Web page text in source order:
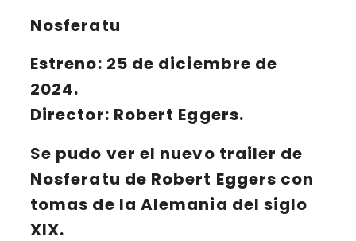
Nosferatu
Estreno: 25 de diciembre de
2024.
Director: Robert Eggers.
Se pudo ver el nuevo trailer de
Nosferatu de Robert Eggers con
tomas de la Alemania del siglo
XIX.